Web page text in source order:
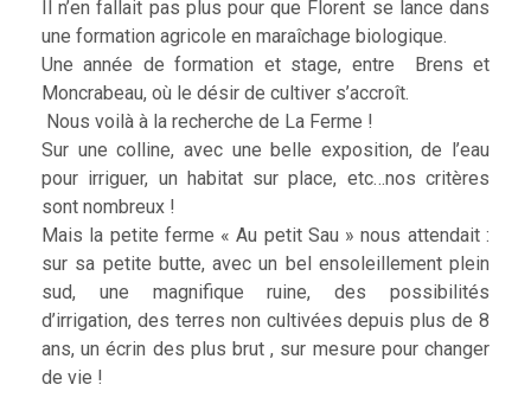
Il n’en fallait pas plus pour que Florent se lance dans
une formation agricole en maraîchage biologique.
Une année de formation et stage, entre Brens et
Moncrabeau, où le désir de cultiver s’accroît.
Nous voilà à la recherche de La Ferme !
Sur une colline, avec une belle exposition, de l’eau
pour irriguer, un habitat sur place, etc…nos critères
sont nombreux !
Mais la petite ferme « Au petit Sau » nous attendait :
sur sa petite butte, avec un bel ensoleillement plein
sud, une magnifique ruine, des possibilités
d’irrigation, des terres non cultivées depuis plus de 8
ans, un écrin des plus brut , sur mesure pour changer
de vie !